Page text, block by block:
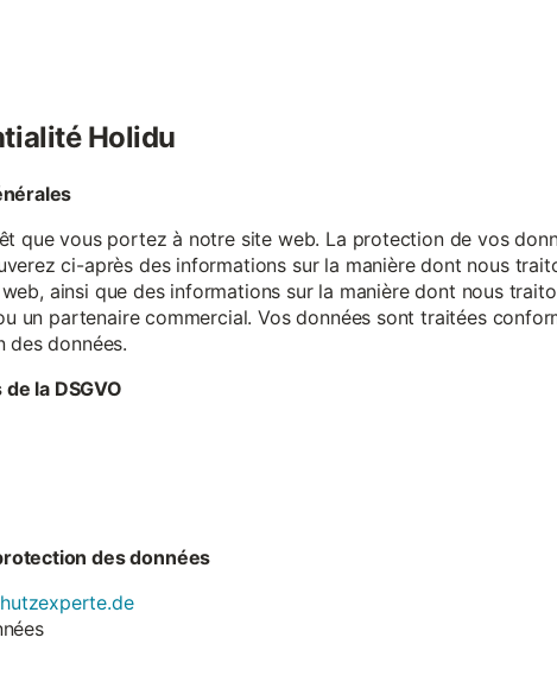
Holidu
que vous portez à notre site web. La protection de vos
ci-après des informations sur la manière dont nous
ainsi que des informations sur la manière dont nous
un partenaire commercial. Vos données sont traitées
des données.
la DSGVO
des données